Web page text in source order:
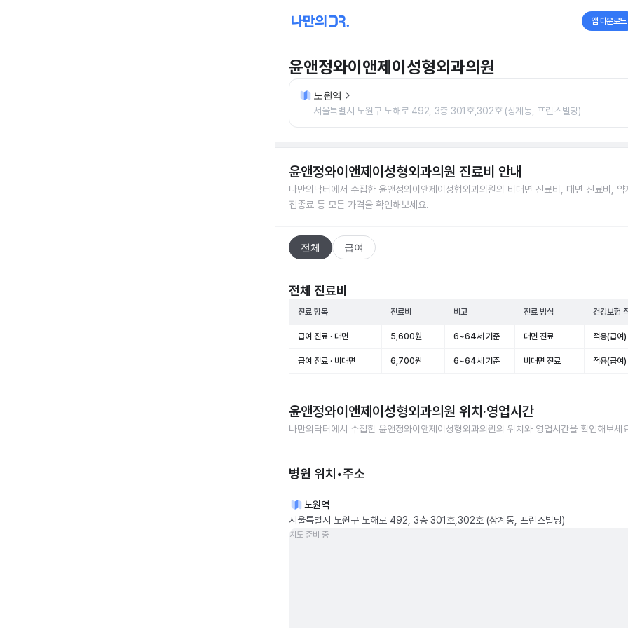
앱 다운로드
윤앤정와이앤제이성형외과의원
노원역
서울특별시 노원구 노해로 492, 3층 301호,302호 (상계동, 프린스빌딩)
윤앤정와이앤제이성형외과의원 진료비 안내
나만의닥터에서 수집한 윤앤정와이앤제이성형외과의원의 비대면 진료비, 대면 진료비, 약
접종료 등 모든 가격을 확인해보세요.
전체 급여
전체 진료비
진료 항목 진료비 비고 진료 방식 건강보험
급여 진료 · 대면 5,600원 6~64세 기준 대면 진료 적용(급여)
급여 진료 · 비대면 6,700원 6~64세 기준 비대면 진료 적용(급여)
윤앤정와이앤제이성형외과의원 위치·영업시간
나만의닥터에서 수집한 윤앤정와이앤제이성형외과의원의 위치와 영업시간을 확인해보세
병원 위치•주소
노원역
서울특별시 노원구 노해로 492, 3층 301호,302호 (상계동, 프린스빌딩)
지도 준비 중